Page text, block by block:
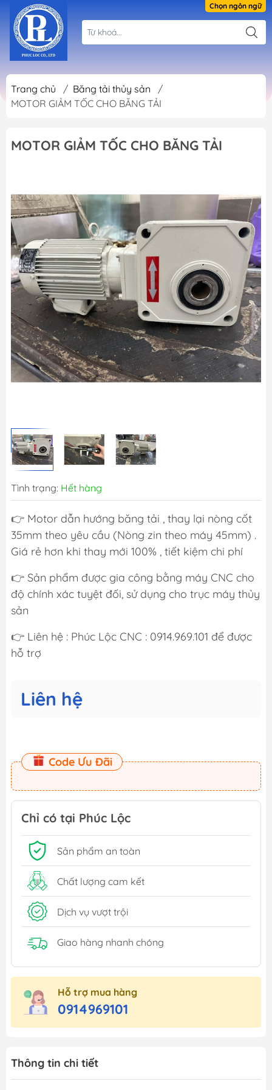
Chọn ngôn ngữ
Trang chủ / Băng tải thủy sản
/
MOTOR GIẢM TỐC CHO BĂNG TẢI
MOTOR GIẢM TỐC CHO BĂNG TẢI
Tình trạng: Hết hàng
👉 Motor dẫn hướng băng tải , thay lại nòng cốt
35mm theo yêu cầu (Nòng zin theo máy 45mm) .
Giá rẻ hơn khi thay mới 100% , tiết kiệm chi phí
👉 Sản phẩm được gia công bằng máy CNC cho
độ chính xác tuyệt đối, sử dụng cho trục máy thủy
sản
👉 Liên hệ : Phúc Lộc CNC : 0914.969.101 để được
hỗ trợ
Liên hệ
Code Ưu Đãi
Chỉ có tại Phúc Lộc
Sản phẩm an toàn
Chất lượng cam kết
Dịch vụ vượt trội
Giao hàng nhanh chóng
Hỗ trợ mua hàng
0914969101
Thông tin chi tiết